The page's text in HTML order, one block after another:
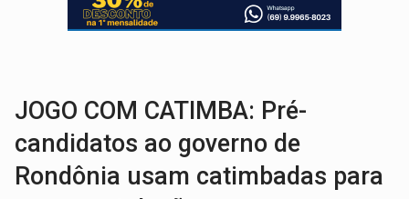
A ILHA:Coreografia de Rondônia estreia na programação do Festival de
JOGO COM CATIMBA: Pré-
candidatos ao governo de
Rondônia usam catimbadas para